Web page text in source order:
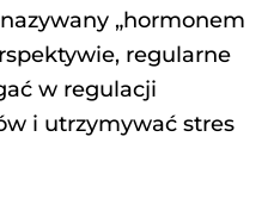
„hormonem
regularne
w regulacji
i utrzymywać stres